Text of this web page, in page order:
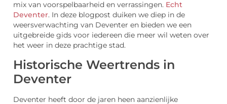
mix van voorspelbaarheid en verrassingen. Echt
Deventer. In deze blogpost duiken we diep in de
weersverwachting van Deventer en bieden we een
uitgebreide gids voor iedereen die meer wil weten over
het weer in deze prachtige stad.
Historische Weertrends in
Deventer
Deventer heeft door de jaren heen aanzienlijke